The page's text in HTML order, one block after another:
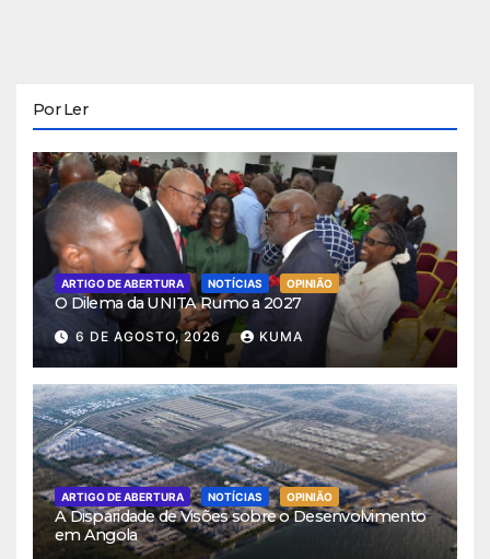
Por Ler
ARTIGO DE ABERTURA NOTÍCIAS OPINIÃO
O Dilema da UNITA Rumo a 2027
6 DE AGOSTO, 2026 KUMA
ARTIGO DE ABERTURA NOTÍCIAS OPINIÃO
A Disparidade de Visões sobre o Desenvolvimento
em Angola